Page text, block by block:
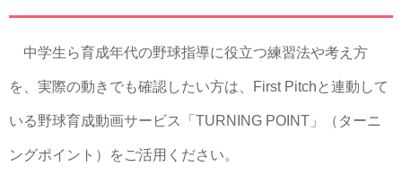
中学生ら育成年代の野球指導に役立つ練習法や考え方
を、実際の動きでも確認したい方は、First Pitchと連動して
いる野球育成動画サービス「TURNING POINT」（ターニ
ングポイント）をご活用ください。